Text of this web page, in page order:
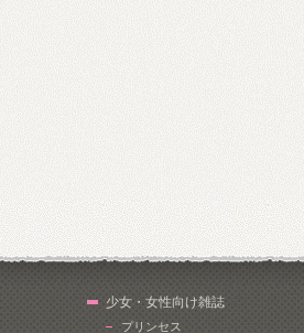
少女・女性向け雑誌
プリンセス